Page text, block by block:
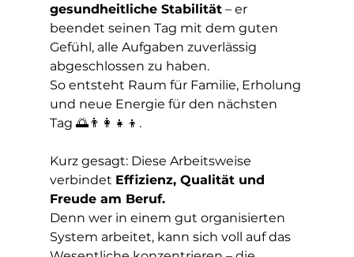
gesundheitliche Stabilität – er
beendet seinen Tag mit dem guten
Gefühl, alle Aufgaben zuverlässig
abgeschlossen zu haben.
So entsteht Raum für Familie, Erholung
und neue Energie für den nächsten
Tag 🌅👨‍👩‍👧‍👦.
Kurz gesagt: Diese Arbeitsweise
verbindet Effizienz, Qualität und
Freude am Beruf.
Denn wer in einem gut organisierten
System arbeitet, kann sich voll auf das